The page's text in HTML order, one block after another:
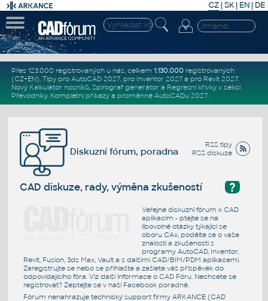
CZ | SK| EN | DE
Přes 123.000 registrovaných u nás, celkem 1.130.000registrovaných
(CZ+EN). Tipy pro AutoCAD 2027, pro Inventor 2027a pro Revit 2027.
Nový Kalkulátor nosníků, Spirograf generátor a Regresní křivkyv sekci
Převodníky. Kompletní příkazya proměnné AutoCADu 2027.
RSS tipy
RSS diskuze
Diskuzní fórum, poradna
?
CAD diskuze, rady, výměna zkušeností
Veřejné diskuzní fórum k CAD
aplikacím - ptejte se na
libovolné otázky týkající se
oboru CAx, podělte se o vaše
znalosti a zkušenosti s
programy AutoCAD, Inventor,
Revit, Fusion, 3ds Max, Vault a s dalšími CAD/BIM/PDM aplikacemi.
Zaregistrujte se nebo se přihlašte a zašlete váš příspěvek do
odpovídajícího fóra. Viz další informace o CAD Fóru. Nechcete se
registrovat? Zeptejte se v naší Facebook poradně.
Fórum nenahrazuje technický support firmy ARKANCE (CAD